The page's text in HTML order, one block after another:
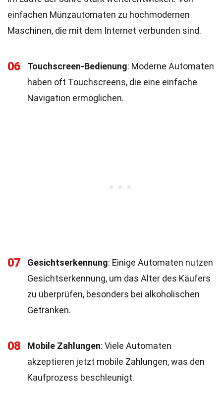
einfachen Münzautomaten zu hochmodernen
Maschinen, die mit dem Internet verbunden sind.
06 Touchscreen-Bedienung: Moderne Automaten
haben oft Touchscreens, die eine einfache
Navigation ermöglichen.
07 Gesichtserkennung: Einige Automaten nutzen
Gesichtserkennung, um das Alter des Käufers
zu überprüfen, besonders bei alkoholischen
Getränken.
08 Mobile Zahlungen: Viele Automaten
akzeptieren jetzt mobile Zahlungen, was den
Kaufprozess beschleunigt.